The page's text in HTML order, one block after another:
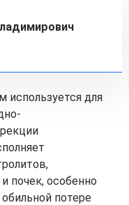
используется для
почек, особенно
потере